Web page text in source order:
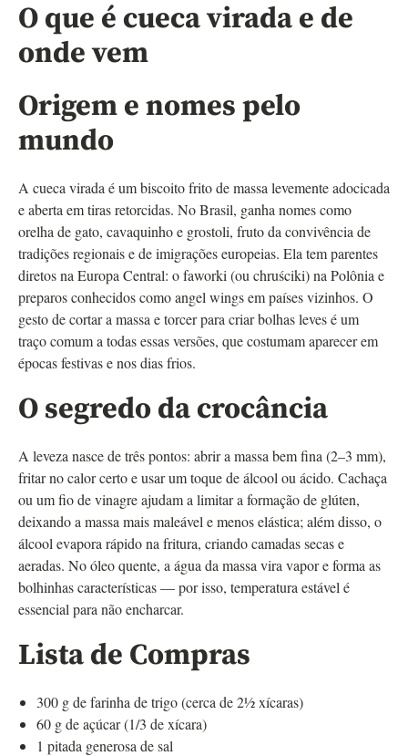
O que é cueca virada e de
onde vem
Origem e nomes pelo
mundo
A cueca virada é um biscoito frito de massa levemente adocicada
e aberta em tiras retorcidas. No Brasil, ganha nomes como
orelha de gato, cavaquinho e grostoli, fruto da convivência de
tradições regionais e de imigrações europeias. Ela tem parentes
diretos na Europa Central: o faworki (ou chruściki) na Polônia e
preparos conhecidos como angel wings em países vizinhos. O
gesto de cortar a massa e torcer para criar bolhas leves é um
traço comum a todas essas versões, que costumam aparecer em
épocas festivas e nos dias frios.
O segredo da crocância
A leveza nasce de três pontos: abrir a massa bem fina (2–3 mm),
fritar no calor certo e usar um toque de álcool ou ácido. Cachaça
ou um fio de vinagre ajudam a limitar a formação de glúten,
deixando a massa mais maleável e menos elástica; além disso, o
álcool evapora rápido na fritura, criando camadas secas e
aeradas. No óleo quente, a água da massa vira vapor e forma as
bolhinhas características — por isso, temperatura estável é
essencial para não encharcar.
Lista de Compras
300 g de farinha de trigo (cerca de 2½ xícaras)
60 g de açúcar (1/3 de xícara)
1 pitada generosa de sal